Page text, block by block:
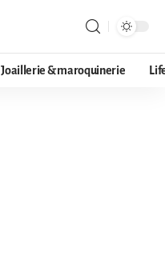
Joaillerie & maroquinerie